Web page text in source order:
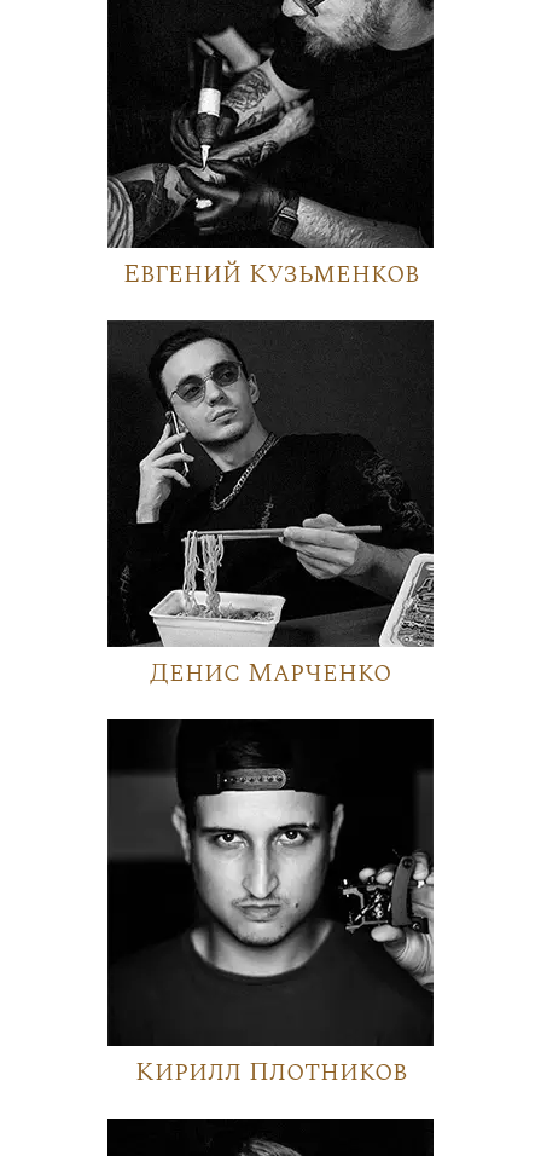
Евгений Кузьменков
Денис Марченко
Кирилл Плотников